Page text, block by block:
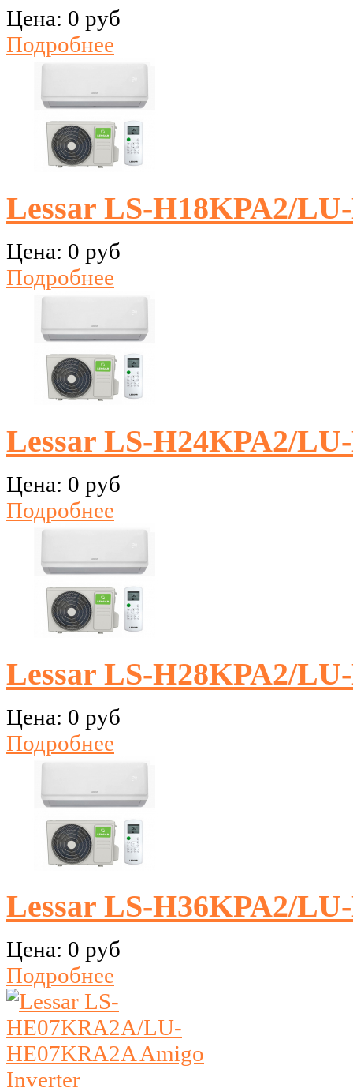
Цена: 0 руб
Подробнее
Lessar LS-H18KPA2/
Цена: 0 руб
Подробнее
Lessar LS-H24KPA2/
Цена: 0 руб
Подробнее
Lessar LS-H28KPA2/
Цена: 0 руб
Подробнее
Lessar LS-H36KPA2/
Цена: 0 руб
Подробнее